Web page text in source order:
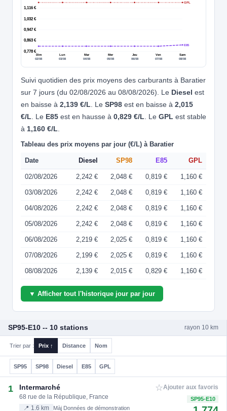
0,778 €
0,863 €
0,947 €
1,032 €
1,116 €
Dim
02/08
Lun
03/08
Mar
04/08
Mer
05/08
Jeu
06/08
Ven
07/08
Sam
08/08
E85
GPL
Suivi quotidien des prix moyens des carburants à Baratier
sur 7 jours (du 02/08/2026 au 08/08/2026). Le Diesel est
en baisse à 2,139 €/L. Le SP98 est en baisse à 2,015
€/L. Le E85 est en hausse à 0,829 €/L. Le GPL est stable
à 1,160 €/L.
Tableau des prix moyens par jour (€/L) à Baratier
Date Diesel SP98 E85 GPL
02/08/2026 2,242 € 2,048 € 0,819 € 1,160 €
03/08/2026 2,242 € 2,048 € 0,819 € 1,160 €
04/08/2026 2,242 € 2,048 € 0,819 € 1,160 €
05/08/2026 2,242 € 2,048 € 0,819 € 1,160 €
06/08/2026 2,219 € 2,025 € 0,819 € 1,160 €
07/08/2026 2,199 € 2,025 € 0,819 € 1,160 €
08/08/2026 2,139 € 2,015 € 0,829 € 1,160 €
▼ Afficher tout l'historique jour par jour
SP95-E10 -- 10 stations rayon 10 km
Trier par : Prix ↑ Distance Nom
SP95 SP98 Diesel E85 GPL
1 Intermarché
68 rue de la République, France
📍 1.6 km Màj Données de démonstration
☆Ajouter aux favoris
SP95-E10